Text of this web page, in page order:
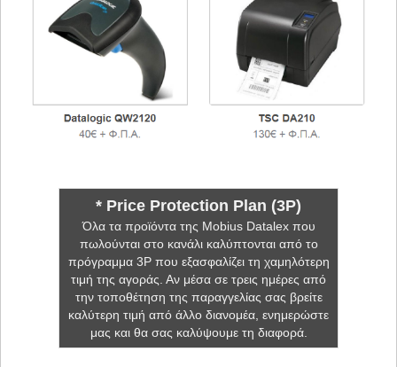
* Price Protection Plan (3P)
Όλα τα προϊόντα της Mobius Datalex που
πωλούνται στο κανάλι καλύπτονται από το
πρόγραμμα 3P που εξασφαλίζει τη χαμηλότερη
τιμή της αγοράς. Αν μέσα σε τρεις ημέρες από
την τοποθέτηση της παραγγελίας σας βρείτε
καλύτερη τιμή από άλλο διανομέα, ενημερώστε
μας και θα σας καλύψουμε τη διαφορά.